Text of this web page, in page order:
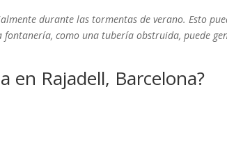
durante las tormentas de verano. Esto
como una tubería obstruida, puede
en Rajadell, Barcelona?